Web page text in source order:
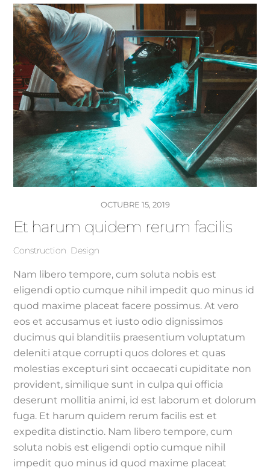
OCTUBRE 15, 2019
Et harum quidem rerum facilis
Construction Design
Nam libero tempore, cum soluta nobis est
eligendi optio cumque nihil impedit quo minus id
quod maxime placeat facere possimus. At vero
eos et accusamus et iusto odio dignissimos
ducimus qui blanditiis praesentium voluptatum
deleniti atque corrupti quos dolores et quas
molestias excepturi sint occaecati cupiditate non
provident, similique sunt in culpa qui officia
deserunt mollitia animi, id est laborum et dolorum
fuga. Et harum quidem rerum facilis est et
expedita distinctio. Nam libero tempore, cum
soluta nobis est eligendi optio cumque nihil
impedit quo minus id quod maxime placeat